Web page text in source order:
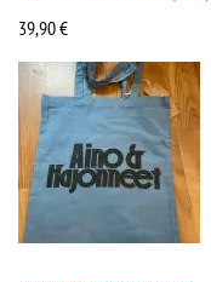
39,90€